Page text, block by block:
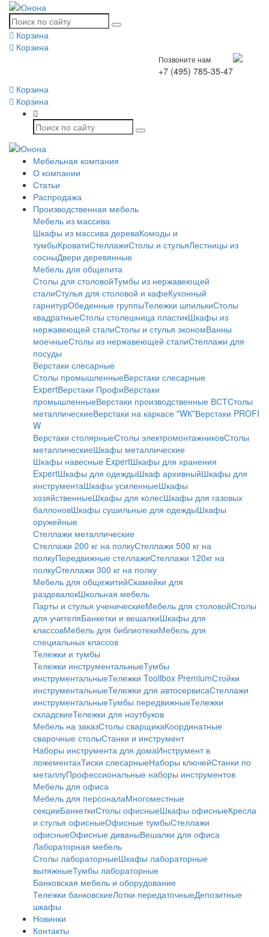
Корзина
Корзина
Позвоните нам
+7 (495) 785-35-47
Корзина
Корзина
Мебельная компания
О компании
Статьи
Распродажа
Производственная мебель
Мебель из массива
Шкафы из массива дереваКомоды и
тумбыКроватиСтеллажиСтолы и стульяЛестницы из
сосныДвери деревянные
Мебель для общепита
Столы для столовойТумбы из нержавеющей
сталиСтулья для столовой и кафеКухонный
гарнитурОбеденные группыТележки шпилькиСтолы
квадратныеСтолы столешница пластикШкафы из
нержавеющей сталиСтолы и стулья экономВанны
моечныеСтолы из нержавеющей сталиСтеллажи для
посуды
Верстаки слесарные
Столы промышленныеВерстаки слесарные
ExpertВерстаки ПрофиВерстаки
промышленныеВерстаки производственные ВСТСтолы
металлическиеВерстаки на каркасе "WК"Верстаки PROFI
W
Верстаки столярныеСтолы электромонтажниковСтолы
металлическиеШкафы металлические
Шкафы навесные ExpertШкафы для хранения
ExpertШкафы для одеждыШкаф архивныйШкафы для
инструментаШкафы усиленныеШкафы
хозяйственныеШкафы для колесШкафы для газовых
баллоновШкафы сушильные для одеждыШкафы
оружейные
Стеллажи металлические
Стеллажи 200 кг на полкуСтеллажи 500 кг на
полкуПередвижные стеллажиСтеллажи 120кг на
полкуCтеллажи 300 кг на полку
Мебель для общежитийСкамейки для
раздевалокШкольная мебель
Парты и стулья ученическиеМебель для столовойСтолы
для учителяБанкетки и вешалкиШкафы для
классовМебель для библиотекиМебель для
специальных классов
Тележки и тумбы
Тележки инструментальныеТумбы
инструментальныеТележки Toollbox PremiumСтойки
инструментальныеТележки для автосервисаСтеллажи
инструментальныеТумбы передвижныеТележки
складскиеТележки для ноутбуков
Мебель на заказСтолы сварщикаКоординатные
сварочные столыСтанки и инструмент
Наборы инструмента для домаИнструмент в
ложементахТиски слесарныеНаборы ключейСтанки по
металлуПрофессиональные наборы инструментов
Мебель для офиса
Мебель для персоналаМногоместные
секцииБанкеткиСтолы офисныеШкафы офисныеКресла
и стулья офисныеОфисные тумбыСтеллажи
офисныеОфисные диваныВешалки для офиса
Лабораторная мебель
Столы лабораторныеШкафы лабораторные
вытяжныеТумбы лабораторные
Банковская мебель и оборудование
Тележки банковскиеЛотки передаточныеДепозитные
шкафы
Новинки
Контакты